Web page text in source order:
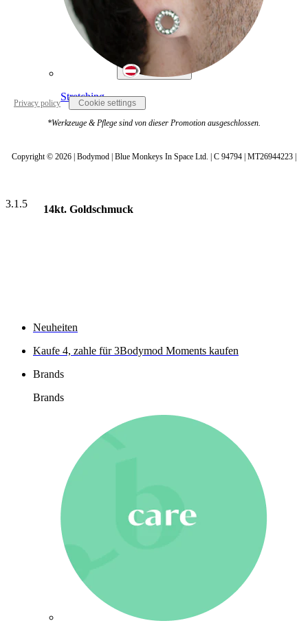
Stretching
14kt. Goldschmuck
Neuheiten
Kaufe 4, zahle für 3Bodymod Moments kaufen
Brands
Brands
Austria
Privacy policy Cookie settings
*Werkzeuge & Pflege sind von dieser Promotion ausgeschlossen.
Copyright © 2026 | Bodymod | Blue Monkeys In Space Ltd. | C 94794 | MT26944223 |
3.1.5